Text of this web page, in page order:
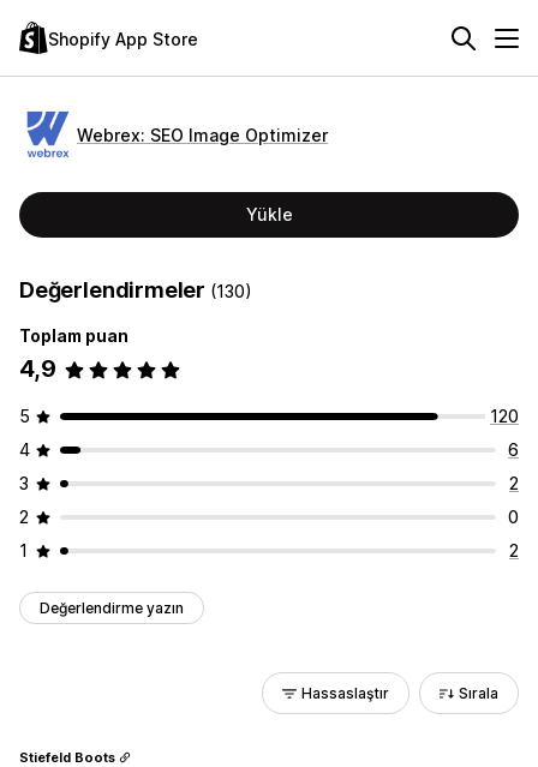
Shopify App Store
Webrex: SEO Image Optimizer
Yükle
Değerlendirmeler (130)
Toplam puan
4,9
5
120
4
6
3
2
2
0
1
2
Değerlendirme yazın
Hassaslaştır Sırala
Stiefeld Boots